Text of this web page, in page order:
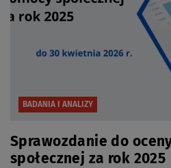
BADANIA I ANALIZY
Sprawozdanie do
społecznej za rok 2025